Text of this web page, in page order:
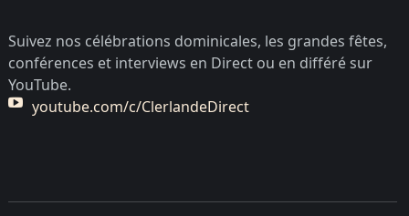
Suivez nos célébrations dominicales, les grandes fêtes,
conférences et interviews en Direct ou en différé sur
YouTube.
youtube.com/c/ClerlandeDirect